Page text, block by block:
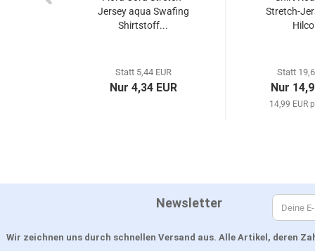
Jersey aqua Swafing
Shirtstoff...
Statt 5,44 EUR
Nur 4,34 EUR
Stretch-
Statt
Nur
14,99 EUR
Newsletter
Wir zeichnen uns durch schnellen Versand aus. Alle Artikel, deren